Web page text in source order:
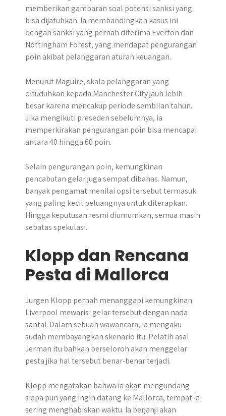
memberikan gambaran soal potensi sanksi yang
bisa dijatuhkan. Ia membandingkan kasus ini
dengan sanksi yang pernah diterima Everton dan
Nottingham Forest, yang mendapat pengurangan
poin akibat pelanggaran aturan keuangan.
Menurut Maguire, skala pelanggaran yang
dituduhkan kepada Manchester City jauh lebih
besar karena mencakup periode sembilan tahun.
Jika mengikuti preseden sebelumnya, ia
memperkirakan pengurangan poin bisa mencapai
antara 40 hingga 60 poin.
Selain pengurangan poin, kemungkinan
pencabutan gelar juga sempat dibahas. Namun,
banyak pengamat menilai opsi tersebut termasuk
yang paling kecil peluangnya untuk diterapkan.
Hingga keputusan resmi diumumkan, semua masih
sebatas spekulasi.
Klopp dan Rencana
Pesta di Mallorca
Jurgen Klopp pernah menanggapi kemungkinan
Liverpool mewarisi gelar tersebut dengan nada
santai. Dalam sebuah wawancara, ia mengaku
sudah membayangkan skenario itu. Pelatih asal
Jerman itu bahkan berseloroh akan menggelar
pesta jika hal tersebut benar-benar terjadi.
Klopp mengatakan bahwa ia akan mengundang
siapa pun yang ingin datang ke Mallorca, tempat ia
sering menghabiskan waktu. Ia berjanji akan